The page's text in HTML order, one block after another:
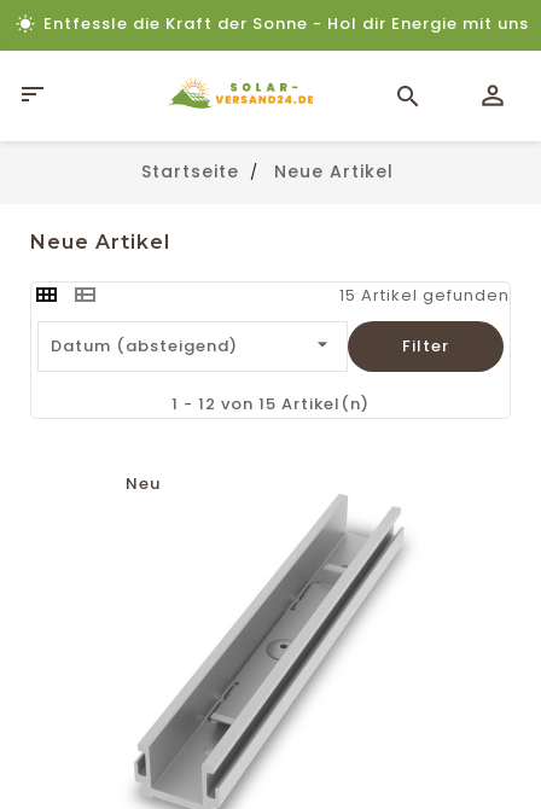
Entfessle die Kraft der Sonne - Hol dir Energie mit uns

Startseite Neue Artikel
Neue Artikel
15 Artikel gefunden
Datum (absteigend)  Filter
1 - 12 von 15 Artikel(n)
Neu